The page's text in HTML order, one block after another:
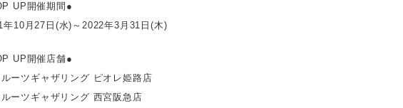
UP開催期間●
年10月27日(水)～2022年3月31日(木)
UP開催店舗●
ルーツギャザリング ピオレ姫路店
ルーツギャザリング 西宮阪急店